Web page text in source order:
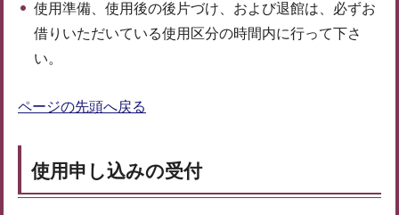
使用準備、使用後の後片づけ、および退館は、必ずお
借りいただいている使用区分の時間内に行って下さ
い。
ページの先頭へ戻る
使用申し込みの受付